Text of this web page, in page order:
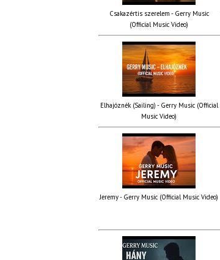
Csakazértis szerelem - Gerry Music
(Official Music Video)
Elhajóznék (Sailing) - Gerry Music (Official
Music Video)
Jeremy - Gerry Music (Official Music Video)